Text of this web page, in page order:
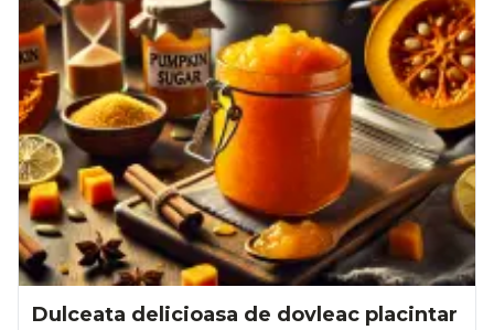
Dulceata delicioasa de dovleac placintar